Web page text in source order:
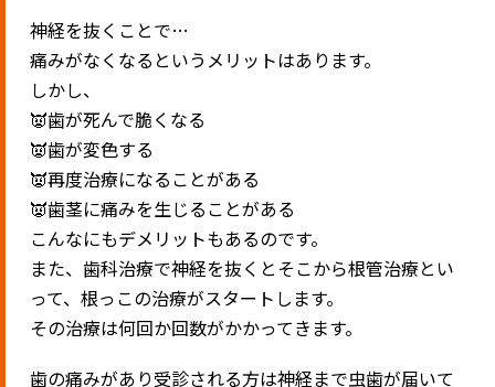
神経を抜くことで…
痛みがなくなるというメリットはあります。
しかし、
👿歯が死んで脆くなる
👿歯が変色する
👿再度治療になることがある
👿歯茎に痛みを生じることがある
こんなにもデメリットもあるのです。
また、歯科治療で神経を抜くとそこから根管治療とい
って、根っこの治療がスタートします。
その治療は何回か回数がかかってきます。
歯の痛みがあり受診される方は神経まで虫歯が届いて